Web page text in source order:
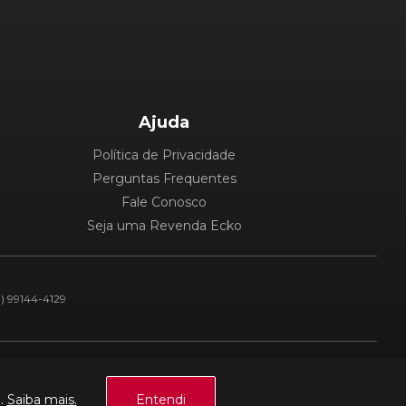
Saiba mais. Entendi
Ajuda
Política de Privacidade
Perguntas Frequentes
Fale Conosco
Seja uma Revenda Ecko
99144-4129